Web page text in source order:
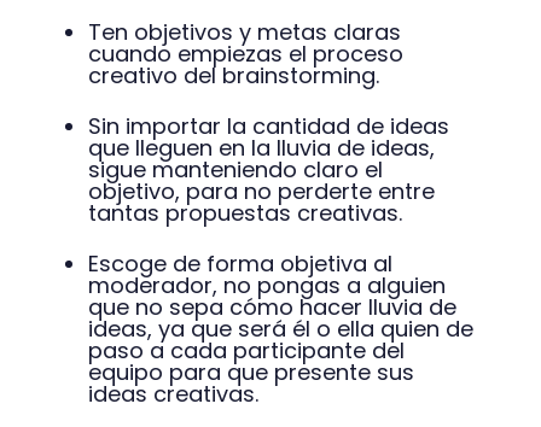
Ten objetivos y metas claras
cuando empiezas el proceso
creativo del brainstorming.
Sin importar la cantidad de ideas
que lleguen en la lluvia de ideas,
sigue manteniendo claro el
objetivo, para no perderte entre
tantas propuestas creativas.
Escoge de forma objetiva al
moderador, no pongas a alguien
que no sepa cómo hacer lluvia de
ideas, ya que será él o ella quien de
paso a cada participante del
equipo para que presente sus
ideas creativas.